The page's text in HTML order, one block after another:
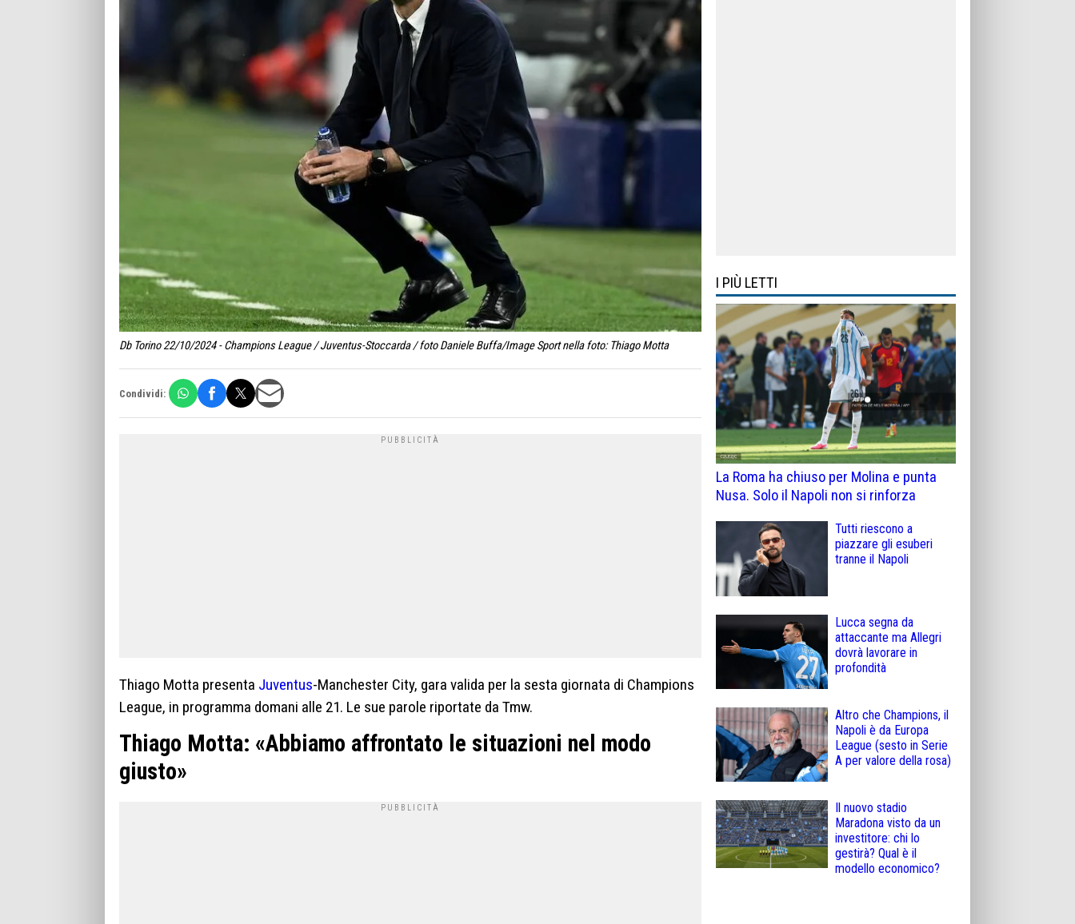
Db Torino 22/10/2024 - Champions League / Juventus-Stoccarda / foto Daniele Buffa/Image Sport nella foto: Thiago Motta
Condividi:
Thiago Motta presenta Juventus-Manchester City, gara valida per la sesta giornata di Champions
League, in programma domani alle 21. Le sue parole riportate da Tmw.
Thiago Motta: «Abbiamo affrontato le situazioni nel modo
giusto»
I PIÙ LETTI
La Roma ha chiuso per Molina e punta
Nusa. Solo il Napoli non si rinforza
Tutti riescono a
piazzare gli esuberi
tranne il Napoli
Lucca segna da
attaccante ma Allegri
dovrà lavorare in
profondità
Altro che Champions, il
Napoli è da Europa
League (sesto in Serie
A per valore della rosa)
Il nuovo stadio
Maradona visto da un
investitore: chi lo
gestirà? Qual è il
modello economico?